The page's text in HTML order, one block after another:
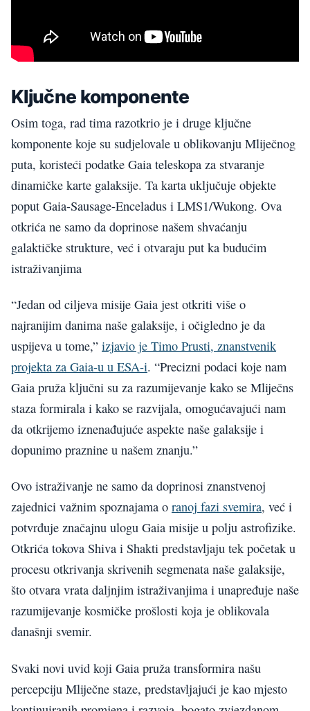
Ključne komponente
Osim toga, rad tima razotkrio je i druge ključne
komponente koje su sudjelovale u oblikovanju Mliječnog
puta, koristeći podatke Gaia teleskopa za stvaranje
dinamičke karte galaksije. Ta karta uključuje objekte
poput Gaia-Sausage-Enceladus i LMS1/Wukong. Ova
otkrića ne samo da doprinose našem shvaćanju
galaktičke strukture, već i otvaraju put ka budućim
istraživanjima
“Jedan od ciljeva misije Gaia jest otkriti više o
najranijim danima naše galaksije, i očigledno je da
uspijeva u tome,” izjavio je Timo Prusti, znanstvenik
projekta za Gaia-u u ESA-i. “Precizni podaci koje nam
Gaia pruža ključni su za razumijevanje kako se Mliječns
staza formirala i kako se razvijala, omogućavajući nam
da otkrijemo iznenađujuće aspekte naše galaksije i
dopunimo praznine u našem znanju.”
Ovo istraživanje ne samo da doprinosi znanstvenoj
zajednici važnim spoznajama o ranoj fazi svemira, već i
potvrđuje značajnu ulogu Gaia misije u polju astrofizike.
Otkrića tokova Shiva i Shakti predstavljaju tek početak u
procesu otkrivanja skrivenih segmenata naše galaksije,
što otvara vrata daljnjim istraživanjima i unapređuje naše
razumijevanje kosmičke prošlosti koja je oblikovala
današnji svemir.
Svaki novi uvid koji Gaia pruža transformira našu
percepciju Mliječne staze, predstavljajući je kao mjesto